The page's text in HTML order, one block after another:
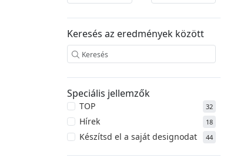
Keresés az eredmények között
Speciális jellemzők
TOP 32
Hírek 18
Készítsd el a saját designodat 44